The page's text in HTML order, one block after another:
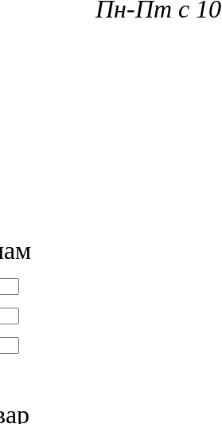
Пн-Пт с